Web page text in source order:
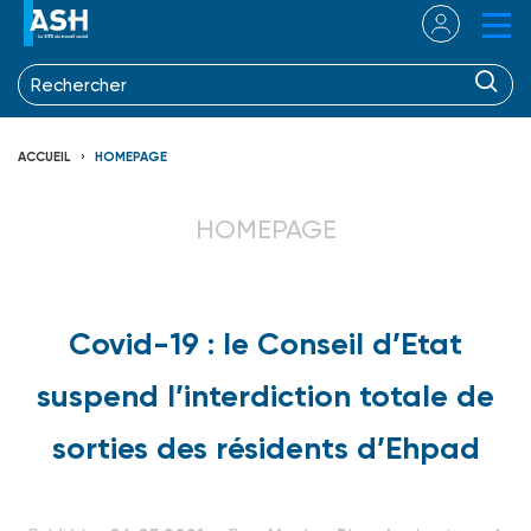
ACCUEIL HOMEPAGE
HOMEPAGE
Covid-19 : le Conseil d’Etat
suspend l’interdiction totale de
sorties des résidents d’Ehpad